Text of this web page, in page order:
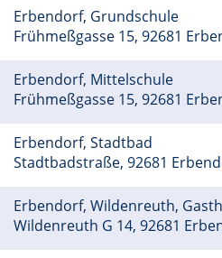
Erbendorf, Grundschule
Frühmeßgasse 15, 92681
Erbendorf, Mittelschule
Frühmeßgasse 15, 92681
Erbendorf, Stadtbad
Stadtbadstraße, 92681
Erbendorf, Wildenreuth,
Wildenreuth G 14, 92681